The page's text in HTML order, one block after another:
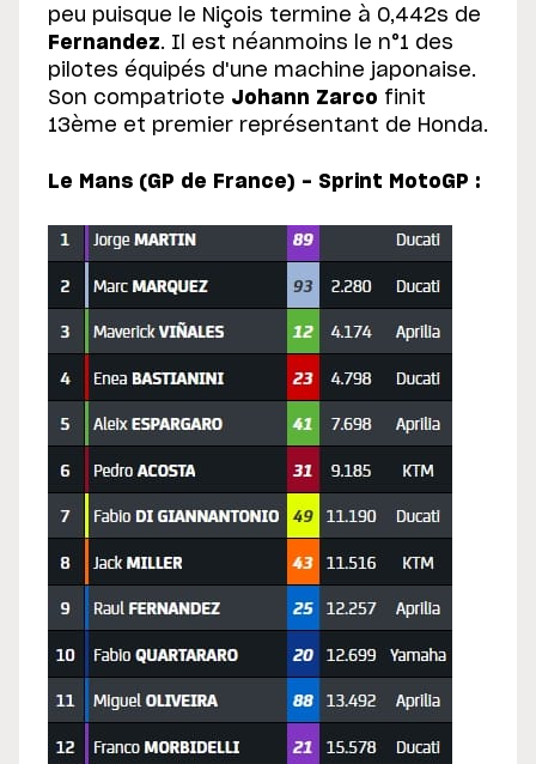
peu puisque le Niçois termine à 0,442s de
Fernandez. Il est néanmoins le n°1 des
pilotes équipés d'une machine japonaise.
Son compatriote Johann Zarco finit
13ème et premier représentant de Honda.
Le Mans (GP de France) - Sprint MotoGP :